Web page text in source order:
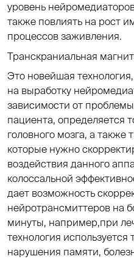
уровень
также повлиять на рост
процессов заживления.
Транскраниальная
Это новейшая
на выработку
зависимости от
пациента, определяется
головного мозга, а также
которые нужно
воздействия данного
колоссальной
дает возможность
нейротрансмиттеров на
минуты, например,при
технология
нарушения памяти,